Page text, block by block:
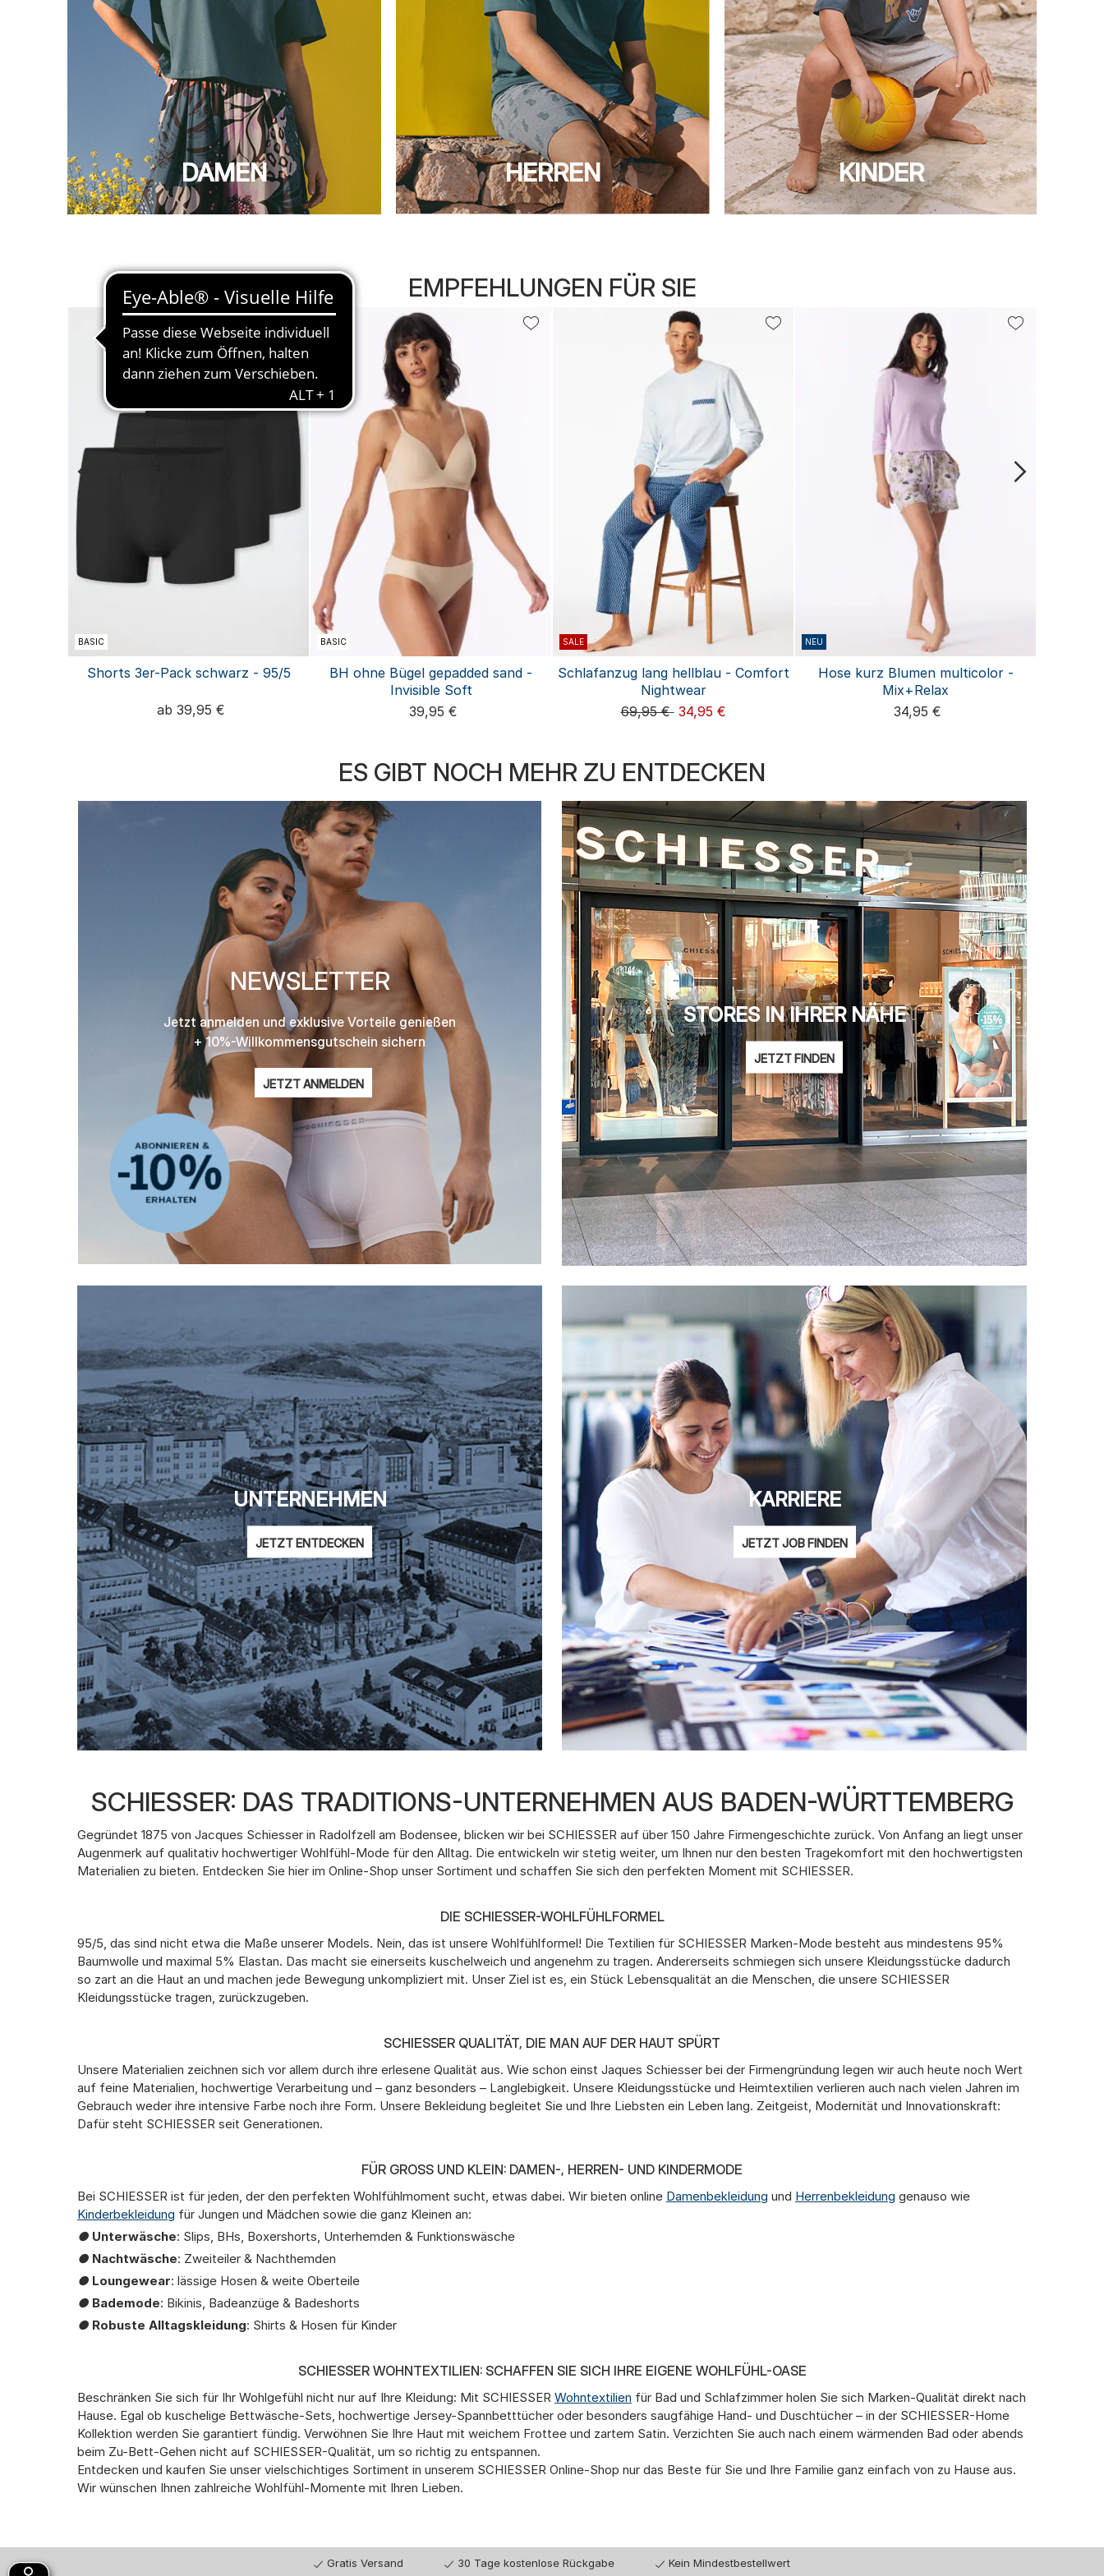
DAMEN HERREN KINDER
EMPFEHLUNGEN FÜR SIE
BASIC
Shorts 3er-Pack schwarz - 95/5
ab 39,95 €
BASIC
BH ohne Bügel gepadded sand -
Invisible Soft
39,95 €
SALE
Schlafanzug lang hellblau - Comfort
Nightwear
69,95 € 34,95 €
NEU
Hose kurz Blumen multicolor -
Mix+Relax
34,95 €
ES GIBT NOCH MEHR ZU ENTDECKEN
NEWSLETTER
Jetzt anmelden und exklusive Vorteile genießen
+ 10%-Willkommensgutschein sichern
E-
Mail-
Adresse
JETZT ANMELDEN
Ich bin interessiert an:
Damenmode
Herrenmode ADIDAS
Datenschutzerklärung
STORES IN IHRER NÄHE
JETZT FINDEN
UNTERNEHMEN
JETZT ENTDECKEN
KARRIERE
JETZT JOB FINDEN
SCHIESSER: DAS TRADITIONS-UNTERNEHMEN AUS BADEN-WÜRTTEMBERG
Gegründet 1875 von Jacques Schiesser in Radolfzell am Bodensee, blicken wir bei SCHIESSER auf über 150 Jahre Firmengeschichte zurück. Von Anfang an liegt unser
Augenmerk auf qualitativ hochwertiger Wohlfühl-Mode für den Alltag. Die entwickeln wir stetig weiter, um Ihnen nur den besten Tragekomfort mit den hochwertigsten
Materialien zu bieten. Entdecken Sie hier im Online-Shop unser Sortiment und schaffen Sie sich den perfekten Moment mit SCHIESSER.
DIE SCHIESSER-WOHLFÜHLFORMEL
95/5, das sind nicht etwa die Maße unserer Models. Nein, das ist unsere Wohlfühlformel! Die Textilien für SCHIESSER Marken-Mode besteht aus mindestens 95%
Baumwolle und maximal 5% Elastan. Das macht sie einerseits kuschelweich und angenehm zu tragen. Andererseits schmiegen sich unsere Kleidungsstücke dadurch
so zart an die Haut an und machen jede Bewegung unkompliziert mit. Unser Ziel ist es, ein Stück Lebensqualität an die Menschen, die unsere SCHIESSER
Kleidungsstücke tragen, zurückzugeben.
SCHIESSER QUALITÄT, DIE MAN AUF DER HAUT SPÜRT
Unsere Materialien zeichnen sich vor allem durch ihre erlesene Qualität aus. Wie schon einst Jaques Schiesser bei der Firmengründung legen wir auch heute noch Wert
auf feine Materialien, hochwertige Verarbeitung und – ganz besonders – Langlebigkeit. Unsere Kleidungsstücke und Heimtextilien verlieren auch nach vielen Jahren im
Gebrauch weder ihre intensive Farbe noch ihre Form. Unsere Bekleidung begleitet Sie und Ihre Liebsten ein Leben lang. Zeitgeist, Modernität und Innovationskraft:
Dafür steht SCHIESSER seit Generationen.
FÜR GROSS UND KLEIN: DAMEN-, HERREN- UND KINDERMODE
Bei SCHIESSER ist für jeden, der den perfekten Wohlfühlmoment sucht, etwas dabei. Wir bieten online Damenbekleidung und Herrenbekleidung genauso wie
Kinderbekleidung für Jungen und Mädchen sowie die ganz Kleinen an:
● Unterwäsche: Slips, BHs, Boxershorts, Unterhemden & Funktionswäsche
● Nachtwäsche: Zweiteiler & Nachthemden
● Loungewear: lässige Hosen & weite Oberteile
● Bademode: Bikinis, Badeanzüge & Badeshorts
● Robuste Alltagskleidung: Shirts & Hosen für Kinder
SCHIESSER WOHNTEXTILIEN: SCHAFFEN SIE SICH IHRE EIGENE WOHLFÜHL-OASE
Beschränken Sie sich für Ihr Wohlgefühl nicht nur auf Ihre Kleidung: Mit SCHIESSER Wohntextilien für Bad und Schlafzimmer holen Sie sich Marken-Qualität direkt nach
Hause. Egal ob kuschelige Bettwäsche-Sets, hochwertige Jersey-Spannbetttücher oder besonders saugfähige Hand- und Duschtücher – in der SCHIESSER-Home
Kollektion werden Sie garantiert fündig. Verwöhnen Sie Ihre Haut mit weichem Frottee und zartem Satin. Verzichten Sie auch nach einem wärmenden Bad oder abends
beim Zu-Bett-Gehen nicht auf SCHIESSER-Qualität, um so richtig zu entspannen.
Entdecken und kaufen Sie unser vielschichtiges Sortiment in unserem SCHIESSER Online-Shop nur das Beste für Sie und Ihre Familie ganz einfach von zu Hause aus.
Wir wünschen Ihnen zahlreiche Wohlfühl-Momente mit Ihren Lieben.
Gratis Versand 30 Tage kostenlose Rückgabe Kein Mindestbestellwert